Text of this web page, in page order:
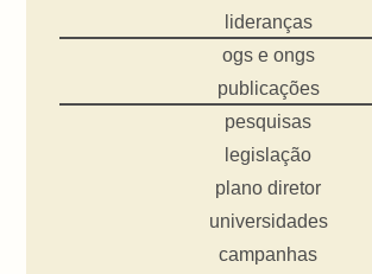
lideranças
ogs e ongs
publicações
pesquisas
legislação
plano diretor
universidades
campanhas